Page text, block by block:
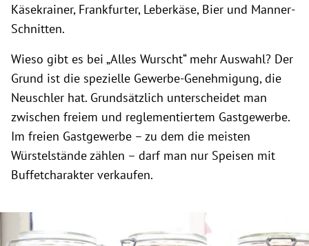
Käsekrainer, Frankfurter, Leberkäse, Bier und Manner-
Schnitten.
Wieso gibt es bei „Alles Wurscht“ mehr Auswahl? Der
Grund ist die spezielle Gewerbe-Genehmigung, die
Neuschler hat. Grundsätzlich unterscheidet man
zwischen freiem und reglementiertem Gastgewerbe.
Im freien Gastgewerbe – zu dem die meisten
Würstelstände zählen – darf man nur Speisen mit
Buffetcharakter verkaufen.